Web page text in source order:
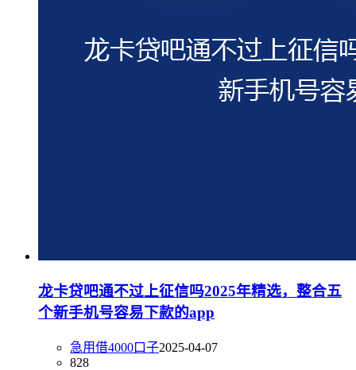
龙卡贷吧通不过上征信吗2025年精选，整合五
个新手机号容易下款的app
急用借4000口子2025-04-07
828